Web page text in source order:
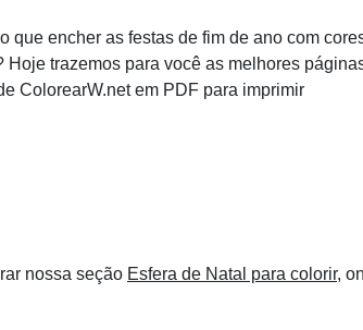
que encher as festas de fim de ano com
trazemos para você as melhores
ColorearW.net em PDF para imprimir
nossa seção Esfera de Natal para colorir,